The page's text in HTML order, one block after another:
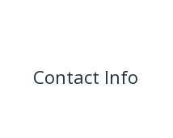
Contact Info